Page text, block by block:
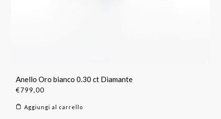
Anello Oro bianco 0.30 ct Diamante
€799,00
Aggiungi al carrello